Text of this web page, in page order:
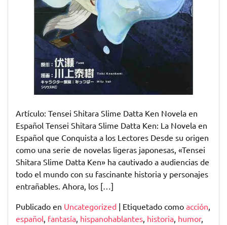
Artículo: Tensei Shitara Slime Datta Ken Novela en
Español Tensei Shitara Slime Datta Ken: La Novela en
Español que Conquista a los Lectores Desde su origen
como una serie de novelas ligeras japonesas, «Tensei
Shitara Slime Datta Ken» ha cautivado a audiencias de
todo el mundo con su fascinante historia y personajes
entrañables. Ahora, los […]
Publicado en Uncategorized | Etiquetado como acción,
español, fantasía, hispanohablantes, historia, humor,